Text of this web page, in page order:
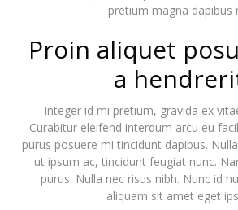
pretium magna dapibus
Proin aliquet
a
Integer id mi pretium, gravida ex
Curabitur eleifend interdum arcu eu
purus posuere mi tincidunt dapibus.
ut ipsum ac, tincidunt feugiat nunc.
purus. Nulla nec risus nibh. Nunc id
aliquam sit amet eget